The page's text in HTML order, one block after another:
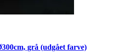
grå (udgået farve)